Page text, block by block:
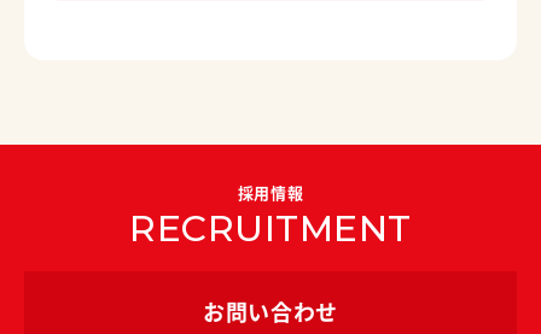
採用情報
RECRUITMENT
お問い合わせ